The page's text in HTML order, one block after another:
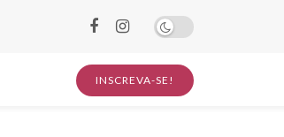
INSCREVA-SE!